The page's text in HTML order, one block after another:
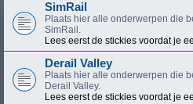
SimRail
Plaats hier alle onderwerpen die
SimRail.
Lees eerst de stickies voordat je
Derail Valley
Plaats hier alle onderwerpen die
Derail Valley.
Lees eerst de stickies voordat je